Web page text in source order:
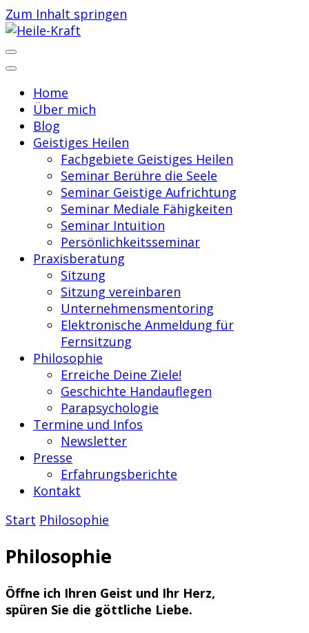
Zum Inhalt springen
Heile-Kraft
Praxis für Geistiges Heilen
Home
Über mich
Blog
Geistiges Heilen
Fachgebiete Geistiges Heilen
Seminar Berühre die Seele
Seminar Geistige Aufrichtung
Seminar Mediale Fähigkeiten
Seminar Intuition
Persönlichkeitsseminar
Praxisberatung
Sitzung
Sitzung vereinbaren
Unternehmensmentoring
Elektronische Anmeldung für
Fernsitzung
Philosophie
Erreiche Deine Ziele!
Geschichte Handauflegen
Parapsychologie
Termine und Infos
Newsletter
Presse
Erfahrungsberichte
Kontakt
Start Philosophie
Philosophie
Öffne ich Ihren Geist und Ihr Herz,
spüren Sie die göttliche Liebe.